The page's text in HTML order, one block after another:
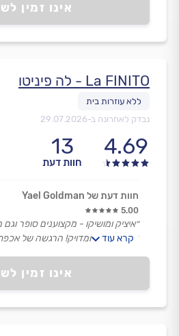
אינו זמין
La FINITO - לה פיניטו
נבדק לאחרונה ב-29.07.2026
4.69
13
חוות דעת
אינו זמין
חוות דעת של Yael Goldman
5.00
״איציק ומושיקו - מקצוענים סופר
זריז, מקצועי ומדויק! הרגשה של
קרא עוד